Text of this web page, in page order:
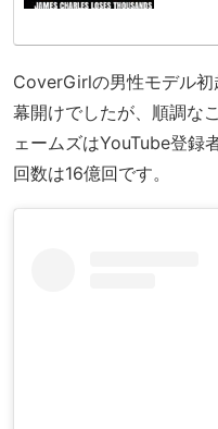
CoverGirlの男性モデル
幕開けでしたが、順調な
ェームズはYouTube登録
回数は16億回です。